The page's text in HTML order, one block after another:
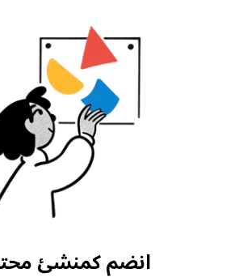
انضم كمنشئ محتوى